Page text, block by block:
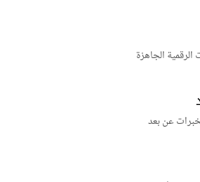
الجاهزة
عن بعد